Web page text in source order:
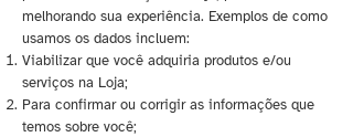
melhorando sua experiência. Exemplos de como
usamos os dados incluem:
Viabilizar que você adquiria produtos e/ou
serviços na Loja;
Para confirmar ou corrigir as informações que
temos sobre você;